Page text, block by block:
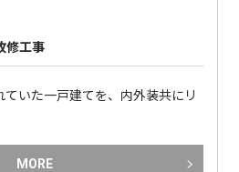
修工事
いた一戸建てを、内外装共にリ
MORE